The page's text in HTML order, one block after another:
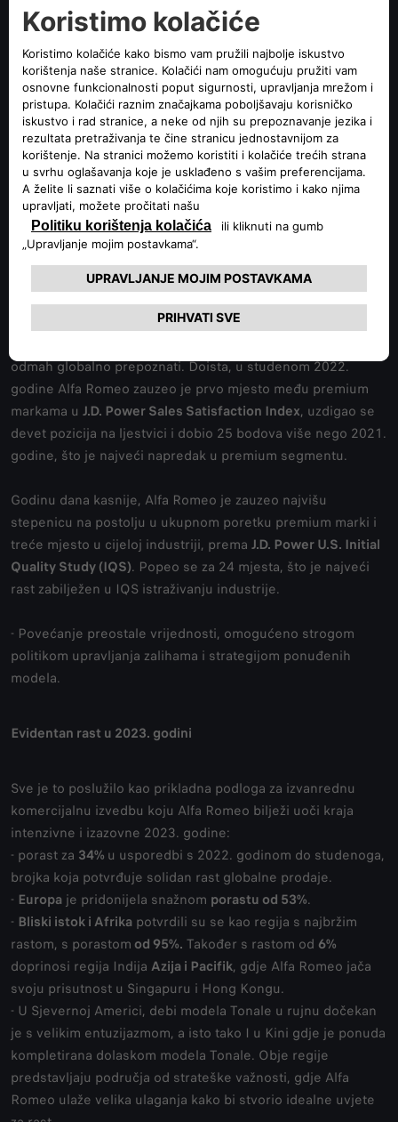
proizvodom svake godine:
2022. – Tonale Hybrid i Plug-In Hybrid Q4 imali su svoj
debi.
2023. – Alfa Romeo se vratio u svijet „automobila
izrađenih po narudžbi“, predstavljajući 33 Stradale (BEV –
ICE).
2024. – debi prvog 100% električnog vozila Alfa Romeo
(Alfa Romeo MILANO).
2025. – otkrivanje prvog vozila dostupnog isključivo u
100% električnoj verziji.
2027 – svi automobili marke Alfa Romeo bit će 100%
standardi kvalitete
odmah globalno prepoznati. Doista, u studenom 2022.
godine Alfa Romeo zauzeo je prvo mjesto među premium
markama u J.D. Power Sales Satisfaction Index, uzdigao se
devet pozicija na ljestvici i dobio 25 bodova više nego 2021.
godine, što je najveći napredak u premium segmentu.
Godinu dana kasnije, Alfa Romeo je zauzeo najvišu
stepenicu na postolju u ukupnom poretku premium marki i
treće mjesto u cijeloj industriji, prema J.D. Power U.S. Initial
Quality Study (IQS). Popeo se za 24 mjesta, što je najveći
rast zabilježen u IQS istraživanju industrije.
- Povećanje preostale vrijednosti, omogućeno strogom
politikom upravljanja zalihama i strategijom ponuđenih
modela.
Evidentan rast u 2023. godini
Sve je to poslužilo kao prikladna podloga za izvanrednu
komercijalnu izvedbu koju Alfa Romeo bilježi uoči kraja
intenzivne i izazovne 2023. godine:
- porast za 34% u usporedbi s 2022. godinom do studenoga,
brojka koja potvrđuje solidan rast globalne prodaje.
- Europa je pridonijela snažnom porastu od 53%.
- Bliski istok i Afrika potvrdili su se kao regija s najbržim
rastom, s porastom od 95%. Također s rastom od 6%
doprinosi regija Indija Azija i Pacifik, gdje Alfa Romeo jača
svoju prisutnost u Singapuru i Hong Kongu.
- U Sjevernoj Americi, debi modela Tonale u rujnu dočekan
je s velikim entuzijazmom, a isto tako I u Kini gdje je ponuda
kompletirana dolaskom modela Tonale. Obje regije
predstavljaju područja od strateške važnosti, gdje Alfa
Romeo ulaže velika ulaganja kako bi stvorio idealne uvjete